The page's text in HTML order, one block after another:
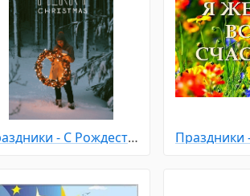
Праздники - С Рождеством